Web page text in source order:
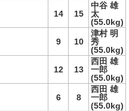
14 15
中谷 雄
太
(55.0kg)
9 10
津村 明
秀
(55.0kg)
12 13
西田 雄
一郎
(55.0kg)
6 8
西田 雄
一郎
(55.0kg)